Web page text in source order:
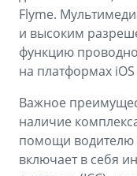
Flyme.
и высоким
функцию
на платформах
Важное
наличие
помощи водителю
включает в себя